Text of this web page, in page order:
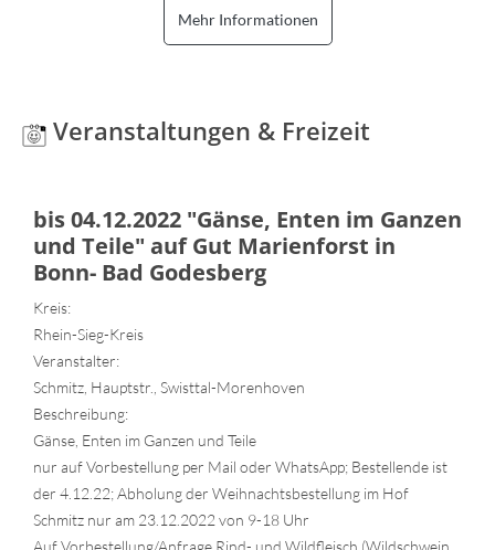
Mehr Informationen
Veranstaltungen & Freizeit
bis 04.12.2022 "Gänse, Enten im Ganzen
und Teile" auf Gut Marienforst in
Bonn- Bad Godesberg
Kreis:
Rhein-Sieg-Kreis
Veranstalter:
Schmitz, Hauptstr., Swisttal-Morenhoven
Beschreibung:
Gänse, Enten im Ganzen und Teile
nur auf Vorbestellung per Mail oder WhatsApp; Bestellende ist
der 4.12.22; Abholung der Weihnachtsbestellung im Hof
Schmitz nur am 23.12.2022 von 9-18 Uhr
Auf Vorbestellung/Anfrage Rind- und Wildfleisch (Wildschwein,